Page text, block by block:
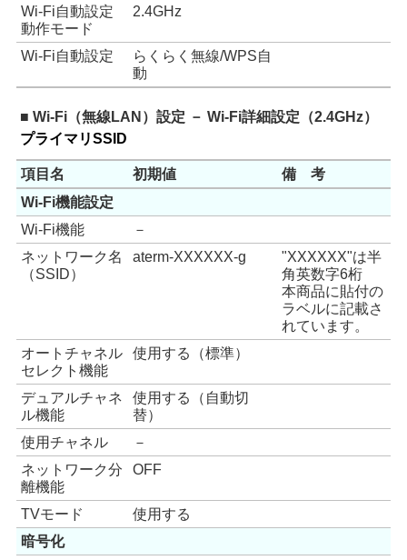
Wi-Fi自動設定
動作モード
2.4GHz
Wi-Fi自動設定
らくらく無線/WPS自
動
■ Wi-Fi（無線LAN）設定 － Wi-Fi詳細設定（2.4GHz）
プライマリSSID
項目名 初期値
備 考
Wi-Fi機能設定
Wi-Fi機能
－
ネットワーク名
（SSID）
aterm-XXXXXX-g
"XXXXXX"は半
角英数字6桁
本商品に貼付の
ラベルに記載さ
れています。
オートチャネル
セレクト機能
使用する（標準）
デュアルチャネ
ル機能
使用する（自動切
替）
使用チャネル
－
ネットワーク分
離機能
OFF
TVモード
使用する
暗号化